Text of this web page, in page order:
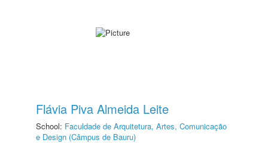
Flávia Piva Almeida Leite
School: Faculdade de Arquitetura, Artes, Comunicação
e Design (Câmpus de Bauru)